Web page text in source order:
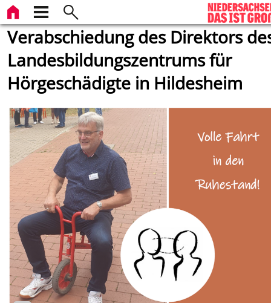
Verabschiedung des Direktors
Landesbildungszentrums für
Hörgeschädigte in Hildesheim